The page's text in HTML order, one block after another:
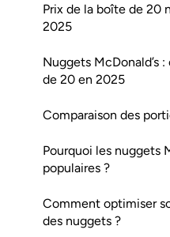
Prix de la boîte de 20
2025
Nuggets McDonald’s
de 20 en 2025
Comparaison des
Pourquoi les nuggets
populaires ?
Comment optimiser
des nuggets ?